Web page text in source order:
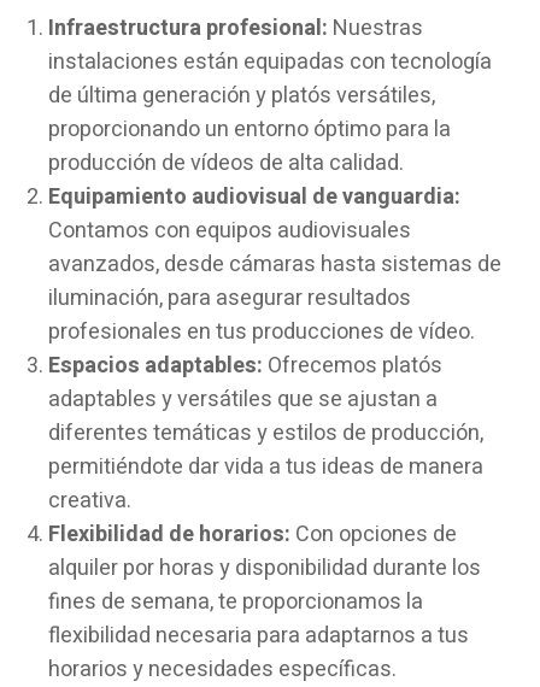
Infraestructura profesional: Nuestras
instalaciones están equipadas con tecnología
de última generación y platós versátiles,
proporcionando un entorno óptimo para la
producción de vídeos de alta calidad.
Equipamiento audiovisual de vanguardia:
Contamos con equipos audiovisuales
avanzados, desde cámaras hasta sistemas de
iluminación, para asegurar resultados
profesionales en tus producciones de vídeo.
Espacios adaptables: Ofrecemos platós
adaptables y versátiles que se ajustan a
diferentes temáticas y estilos de producción,
permitiéndote dar vida a tus ideas de manera
creativa.
Flexibilidad de horarios: Con opciones de
alquiler por horas y disponibilidad durante los
fines de semana, te proporcionamos la
flexibilidad necesaria para adaptarnos a tus
horarios y necesidades específicas.